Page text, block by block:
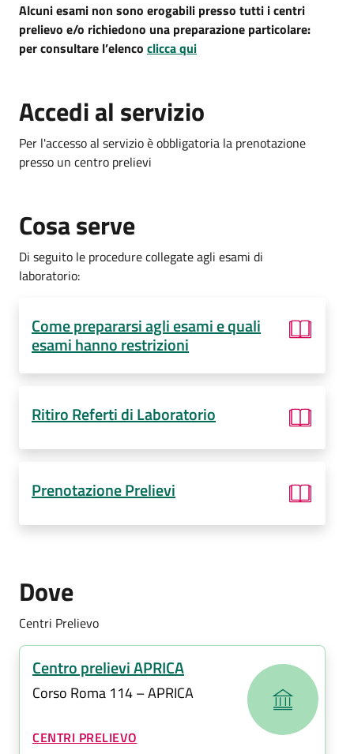
Alcuni esami non sono erogabili presso tutti i centri
prelievo e/o richiedono una preparazione particolare:
per consultare l’elenco clicca qui
Accedi al servizio
Per l'accesso al servizio è obbligatoria la prenotazione
presso un centro prelievi
Cosa serve
Di seguito le procedure collegate agli esami di
laboratorio:
Come prepararsi agli esami e quali
esami hanno restrizioni
Ritiro Referti di Laboratorio
Prenotazione Prelievi
Dove
Centri Prelievo
Centro prelievi APRICA
Corso Roma 114 – APRICA
CATEGORIA CORRELATA:
CENTRI PRELIEVO